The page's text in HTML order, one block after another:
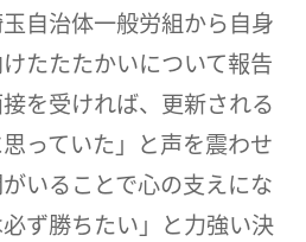
自治体一般労組から自身
たたたかいについて報告
を受ければ、更新される
っていた」と声を震わせ
いることで心の支えにな
ず勝ちたい」と力強い決